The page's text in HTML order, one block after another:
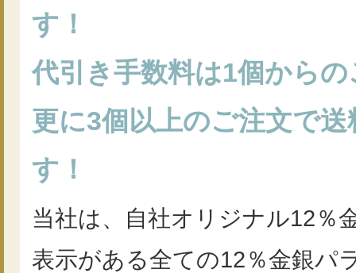
す！
代引き手数料は1個から
更に3個以上のご注文で
す！
当社は、自社オリジナル12％
表示がある全ての12％金銀パ